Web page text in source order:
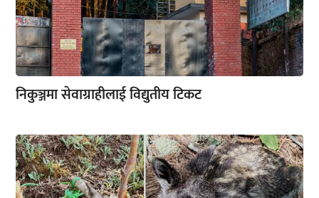
निकुञ्जमा सेवाग्राहीलाई विद्युतीय टिकट